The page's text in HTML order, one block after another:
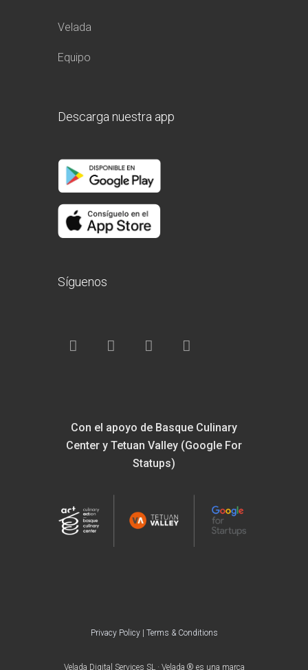
Velada
Equipo
Descarga nuestra app
Síguenos
Con el apoyo de Basque Culinary
Center y Tetuan Valley (Google For
Statups)
Privacy Policy| Terms & Conditions
Velada Digital Services SL · Velada ® es una marca